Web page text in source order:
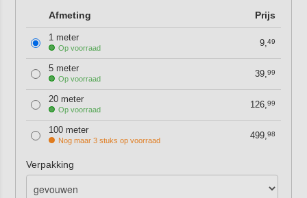
Afmeting Prijs
1 meter
Op voorraad 9,49
5 meter
Op voorraad 39,99
20 meter
Op voorraad 126,99
100 meter
Nog maar 3 stuks op voorraad 499,98
Verpakking